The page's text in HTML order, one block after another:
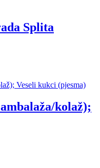
Splita
kolaž);